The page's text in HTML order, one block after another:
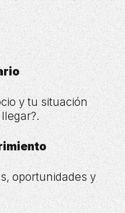
y tu situación
oportunidades y